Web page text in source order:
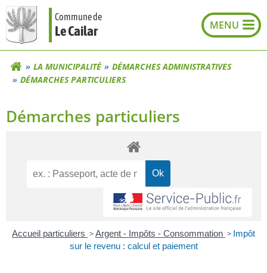
Aller
au
contenu
Commune de
Le Cailar
LA MUNICIPALITÉ
DÉMARCHES ADMINISTRATIVES
DÉMARCHES PARTICULIERS
Démarches particuliers
Accueil particuliers >Argent - Impôts - Consommation > Impôt
sur le revenu : calcul et paiement